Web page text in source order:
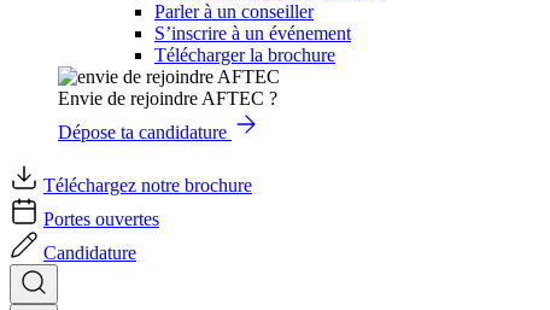
Parler à un conseiller
S’inscrire à un événement
Télécharger la brochure
Envie de rejoindre AFTEC ?
Dépose ta candidature
Téléchargez notre brochure
Portes ouvertes
Candidature